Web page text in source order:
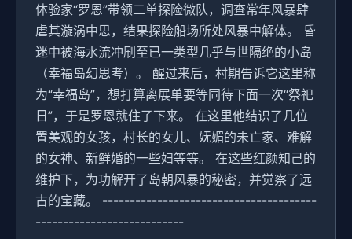
体验家“罗恩”带领二单探险微队，调查常年风暴肆
虐其漩涡中思，结果探险船场所处风暴中解体。 昏
迷中被海水流冲刷至已一类型几乎与世隔绝的小岛
（幸福岛幻思考）。 醒过来后，村期告诉它这里称
为“幸福岛”，想打算离展单要等同待下面一次“祭祀
日”，于是罗恩就住了下来。 在这里他结识了几位
置美观的女孩，村长的女儿、妩媚的未亡家、难解
的女神、新鲜婚的一些妇等等。 在这些红颜知己的
维护下，为功解开了岛朝风暴的秘密，并觉察了远
古的宝藏。 ---------------------------------------
---------------------------